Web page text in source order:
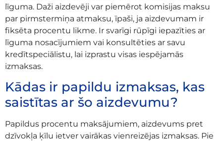
līguma. Daži aizdevēji var piemērot komisijas maksu
par pirmstermiņa atmaksu, īpaši, ja aizdevumam ir
fiksēta procentu likme. Ir svarīgi rūpīgi iepazīties ar
līguma nosacījumiem vai konsultēties ar savu
kredītspeciālistu, lai izprastu visas iespējamās
izmaksas.
Kādas ir papildu izmaksas, kas
saistītas ar šo aizdevumu?
Papildus procentu maksājumiem, aizdevums pret
dzīvokļa ķīlu ietver vairākas vienreizējas izmaksas. Pie